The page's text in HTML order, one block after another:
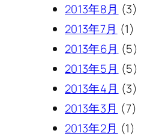
2013年8月 (3)
2013年7月 (1)
2013年6月 (5)
2013年5月 (5)
2013年4月 (3)
2013年3月 (7)
2013年2月 (1)